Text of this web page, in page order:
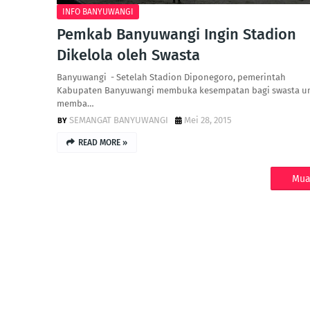
INFO BANYUWANGI
Pemkab Banyuwangi Ingin Stadion
Dikelola oleh Swasta
Banyuwangi - Setelah Stadion Diponegoro, pemerintah
Kabupaten Banyuwangi membuka kesempatan bagi swasta
memba…
SEMANGAT BANYUWANGI
Mei 28, 2015
READ MORE »